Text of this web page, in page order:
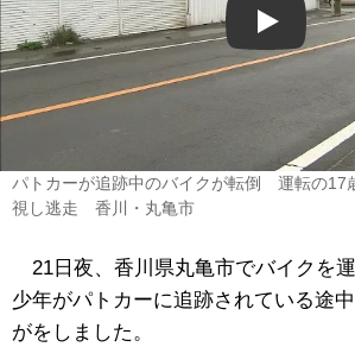
Play
パトカーが追跡中のバイクが転倒 運転の17
視し逃走 香川・丸亀市
21日夜、香川県丸亀市でバイクを
少年がパトカーに追跡されている途
がをしました。